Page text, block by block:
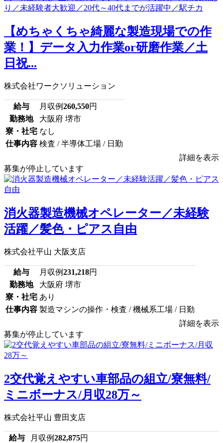
【めちゃくちゃ綺麗な製造現場での作
業！】データ入力作業or研磨作業／土
日祝...
株式会社ワークソリューション
給与 月収例260,550円
勤務地
大阪府 堺市
寮・社宅 なし
仕事内容 検査 / 半導体工場 / 日勤
詳細を表示
募集が停止しています
消火器製造機械オペレーター／未経験
活躍／髪色・ピアス自由
株式会社平山 大阪支店
給与 月収例231,218円
勤務地
大阪府 堺市
寮・社宅 あり
仕事内容 製造マシンの操作・検査 / 機械系工場 / 日勤
詳細を表示
募集が停止しています
2交代覚えやすい車部品の組立/寮無料/
ミニボーナス/月収28万～
株式会社平山 豊田支店
給与 月収例282,875円